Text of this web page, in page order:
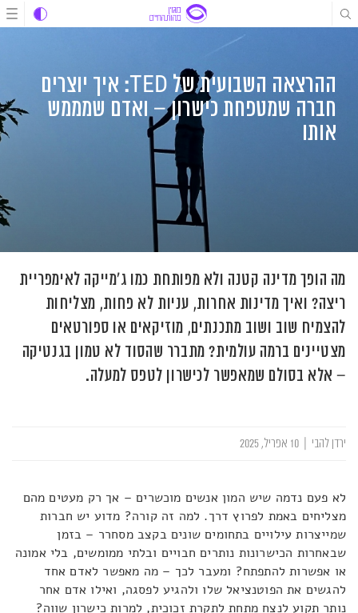
דלג
לתוכן
דלג
דלג
ההרצאה השבועית של TED: איך יוצרים
חברה שמטפחת כישרון – ואדם שמממש
אותו
מה הופך מדינה קטנה ולא מפותחת כמו ג'מייקה לאימפריית
ריצה? ואיך מדינות אחרות, עניות לא פחות, מצליחות
להצמיח שוב ושוב מתכנתים, מוזיקאים או ספורטאים
מצטיינים ברמה עולמית? מתברר שהסוד לא טמון בגנטיקה
– אלא בסולם שמאפשר לכישרון לטפס למעלה.
ירדן להבי
לא פעם נדמה שיש המון אנשים מוכשרים – אך רק מעטים מהם
מצליחים באמת לפרוץ דרך. למה זה קורה? מדוע יש חברות
שמייצרות עילויים בתחומים שונים בקצב מסחרר – בזמן
שבאחרות הכישרונות נותרים חבויים ובלתי ממומשים, בלי אמונה
או אפשרות להתפתח? ומעבר לכך – מה מאפשר לאדם אחד
להגשים את הפוטנציאל שלו ולהגיע לפסגה, ואילו אדם אחר
נותר תקוע לנצח מתחת לתקרת זכוכית, למרות כישרון שווה?